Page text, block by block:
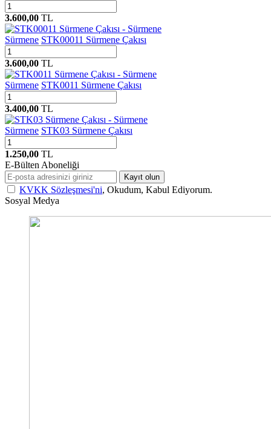
3.600,00 TL
Sürmene STK00011 Sürmene Çakısı
3.600,00 TL
Sürmene STK0011 Sürmene Çakısı
3.400,00 TL
Sürmene STK03 Sürmene Çakısı
1.250,00 TL
E-Bülten Aboneliği
Kayıt olun
KVKK Sözleşmesi'ni, Okudum, Kabul Ediyorum.
Sosyal Medya